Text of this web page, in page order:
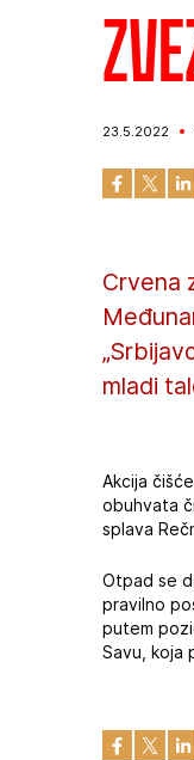
23.5.2022
Crvena
mladi
Akcija
obuhvata
splava
Otpad se
pravilno
putem
Savu, koja